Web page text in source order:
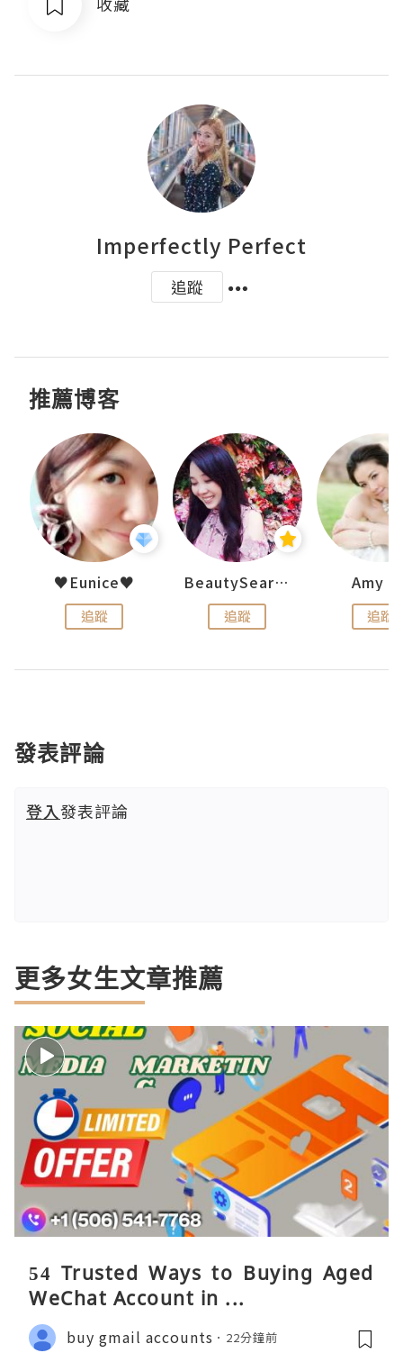
Imperfectly Perfect
追蹤
推薦博客
♥Eunice♥
追蹤
BeautySearch
追蹤
Amy
追蹤
發表評論
登入發表評論
更多女生文章推薦
54 Trusted Ways to Buying Aged
WeChat Account in ...
buy gmail accounts 22分鐘前